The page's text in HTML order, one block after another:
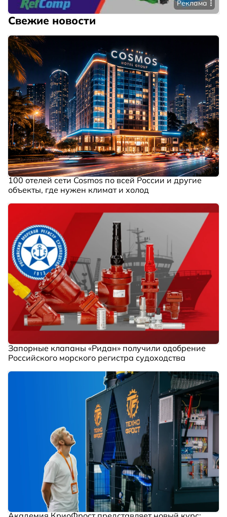
Реклама
Свежие новости
100 отелей сети Cosmos по всей России и другие
объекты, где нужен климат и холод
Запорные клапаны «Ридан» получили одобрение
Российского морского регистра судоходства